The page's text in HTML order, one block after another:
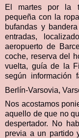
El martes por la
pequeña con la
bufandas y
entradas,
aeropuerto de
coche, reserva del
vuelta, guía de la
según información
Berlín-Varsovia,
Nos acostamos
aquello de que no
despertador. No
previa a un partido